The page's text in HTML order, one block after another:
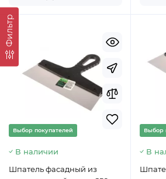
Фильтр
Выбор покупателей
В наличии
Шпатель фасадный из
Выбор
В